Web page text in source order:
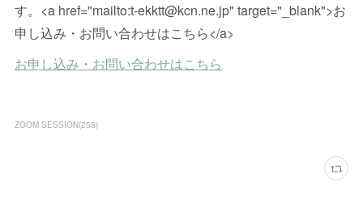
す。<a href="mailto:t-ekktt@kcn.ne.jp" target="_blank">お
申し込み・お問い合わせはこちら</a>
ZOOM SESSION(258)